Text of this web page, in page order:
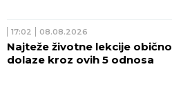
17:02 08.08.2026
Najteže životne lekcije obično
dolaze kroz ovih 5 odnosa